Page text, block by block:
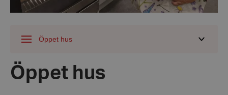
Öppet hus
Visa
Öppet hus